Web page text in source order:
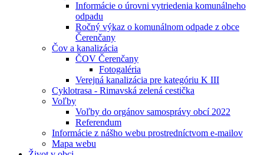
Informácie o úrovni vytriedenia komunálneho
odpadu
Ročný výkaz o komunálnom odpade z obce
Čerenčany
Čov a kanalizácia
ČOV Čerenčany
Fotogaléria
Verejná kanalizácia pre kategóriu K III
Cyklotrasa - Rimavská zelená cestička
Voľby
Voľby do orgánov samosprávy obcí 2022
Referendum
Informácie z nášho webu prostredníctvom e-mailov
Mapa webu